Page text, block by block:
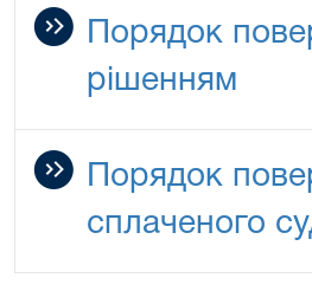
Порядок
рішенням
Порядок
сплаченого